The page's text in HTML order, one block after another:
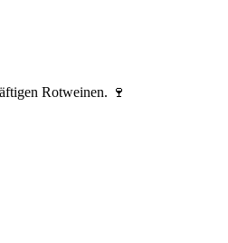
Rotweinen. 🍷